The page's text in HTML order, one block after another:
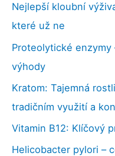
Nejlepší kloubní
které už ne
Proteolytické enzymy
výhody
Kratom: Tajemná
tradičním využití a
Vitamin B12: Klíčový
Helicobacter pylori –